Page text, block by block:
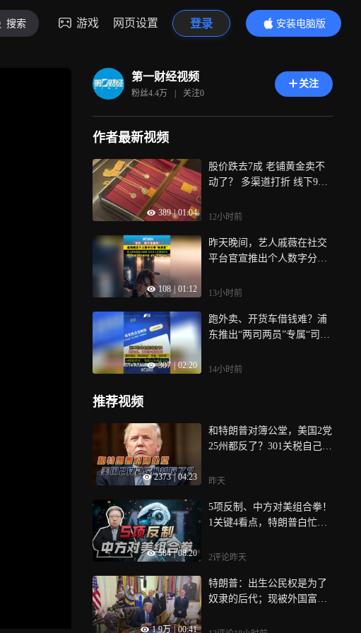
搜索 游戏 网页设置 登录
安装电脑版
内容更精彩
第一财经视频
粉丝4.4万 | 关注0
关注
作者最新视频
389 | 01:04
股价跌去7成 老铺黄金卖不
动了？ 多渠道打折 线下9折
万三 二手店不回收 “容易亏”
12小时前
108 01:12
昨天晚间，艺人戚薇在社交
平台官宣推出个人数字分身
是戚薇”，就此开放了自己形
法不一样了，长期以来，艺
人们一直头疼，形象老被AI
13小时前
307 | 02:20
跑外卖、开货车借钱难？浦
东推出“两司两员”专属“司员
维度评估︱一探
14小时前
推荐视频
2373 | 04:23
和特朗普对簿公堂，美国2党
25州都反了？301关税自己人
昨天
584 | 08:20
5项反制、中方对美组合拳！
1关键4看点，特朗普白忙活
2评论昨天
1.9万 00:41
特朗普：出生公民权是为了
奴隶的后代；现被外国富豪
人买籍简直是耻辱